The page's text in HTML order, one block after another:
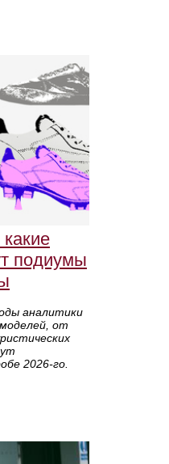
подиумы
аналитики
от
2026‑го.